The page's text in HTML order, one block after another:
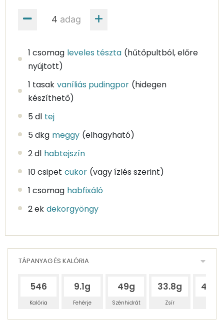
adag
1 csomag leveles tészta (hűtőpultból, előre
nyújtott)
1 tasak vaníliás pudingpor (hidegen
készíthető)
5 dl tej
5 dkg meggy (elhagyható)
2 dl habtejszín
10 csipet cukor (vagy ízlés szerint)
1 csomag habfixáló
2 ek dekorgyöngy
TÁPANYAG ÉS KALÓRIA
546
Kalória
9.1g
Fehérje
49g
Szénhidrát
33.8g
Zsír